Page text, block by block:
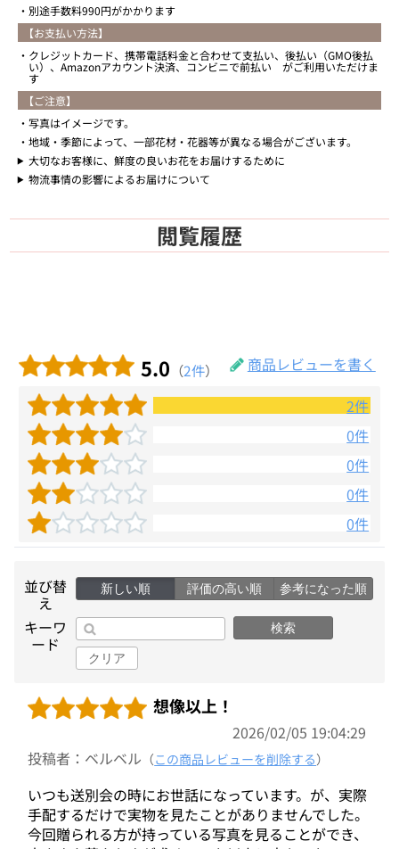
別途手数料990円がかかります
【お支払い方法】
クレジットカード、携帯電話料金と合わせて支払い、後払い（GMO後払
い）、Amazonアカウント決済、コンビニで前払い がご利用いただけま
す
【ご注意】
写真はイメージです。
地域・季節によって、一部花材・花器等が異なる場合がございます。
大切なお客様に、鮮度の良いお花をお届けするために
物流事情の影響によるお届けについて
閲覧履歴
5.0 （2件）
商品レビューを書く
2件
0件
0件
0件
0件
並び替
え
新しい順 評価の高い順 参考になった順
キーワ
ード
検索
クリア
想像以上！
2026/02/05 19:04:29
投稿者：ベルベル （この商品レビューを削除する）
いつも送別会の時にお世話になっています。が、実際
手配するだけで実物を見たことがありませんでした。
今回贈られる方が持っている写真を見ることができ、